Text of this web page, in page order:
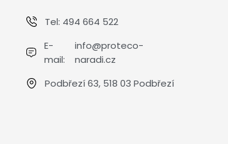
Tel: 494 664 522
E-
mail:
info@proteco-
naradi.cz
Podbřezí 63, 518 03 Podbřezí